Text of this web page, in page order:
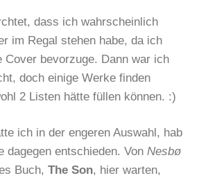
dass ich wahrscheinlich
im Regal stehen habe, da ich
Cover bevorzuge. Dann war ich
doch einige Werke finden
2 Listen hätte füllen können. :)
ich in der engeren Auswahl, hab
dagegen entschieden. VonNesbø
Buch,The Son, hier warten,